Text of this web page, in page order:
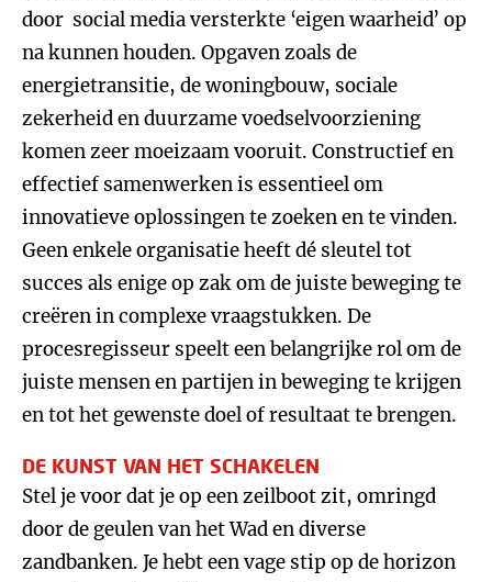
door social media versterkte ‘eigen waarheid’ op
na kunnen houden. Opgaven zoals de
energietransitie, de woningbouw, sociale
zekerheid en duurzame voedselvoorziening
komen zeer moeizaam vooruit. Constructief en
effectief samenwerken is essentieel om
innovatieve oplossingen te zoeken en te vinden.
Geen enkele organisatie heeft dé sleutel tot
succes als enige op zak om de juiste beweging te
creëren in complexe vraagstukken. De
procesregisseur speelt een belangrijke rol om de
juiste mensen en partijen in beweging te krijgen
en tot het gewenste doel of resultaat te brengen.
DE KUNST VAN HET SCHAKELEN
Stel je voor dat je op een zeilboot zit, omringd
door de geulen van het Wad en diverse
zandbanken. Je hebt een vage stip op de horizon